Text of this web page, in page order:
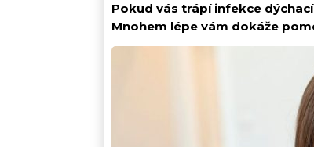
Pokud vás trápí infekce
Mnohem lépe vám dokáže